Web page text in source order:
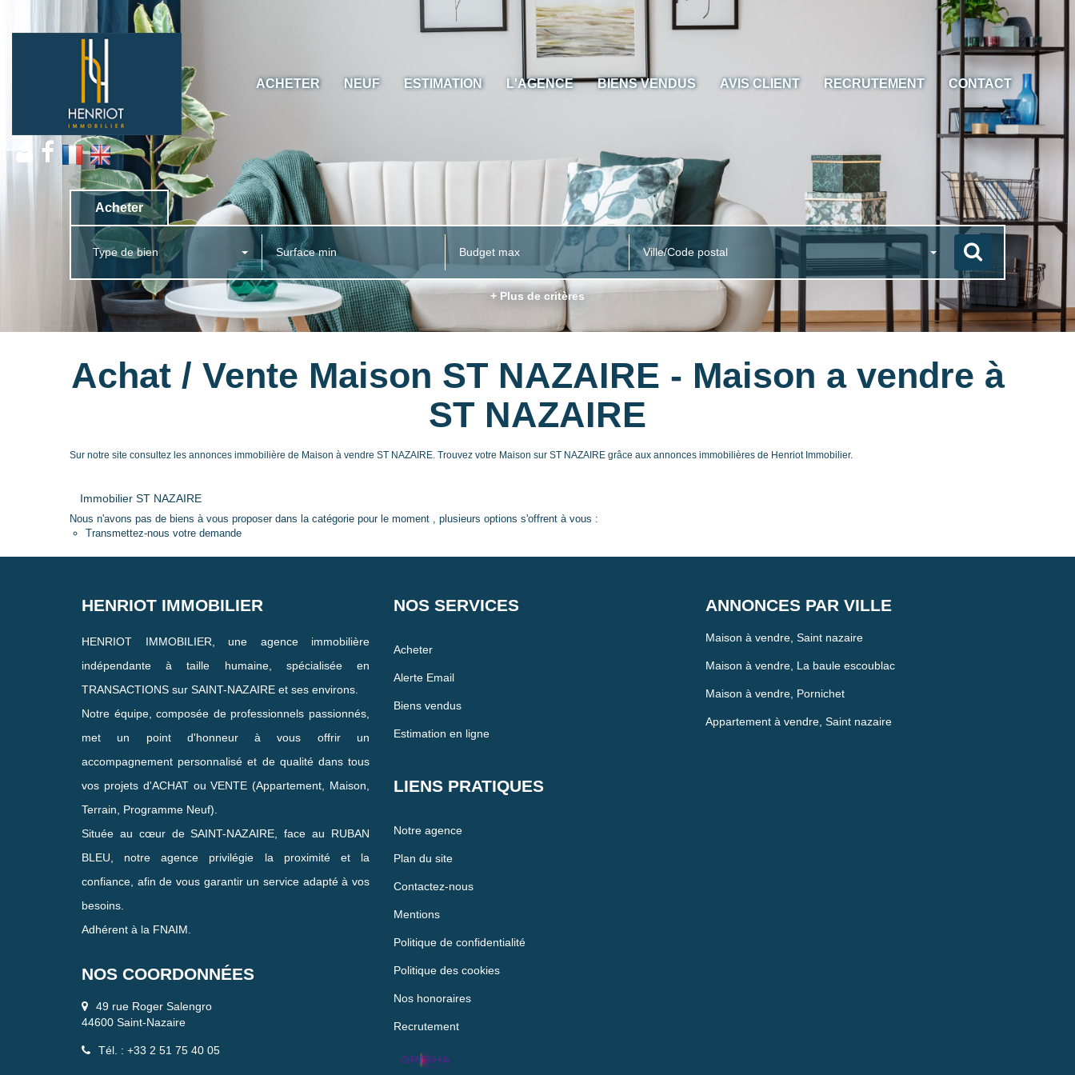
ACHETER NEUF ESTIMATION L'AGENCE BIENS VENDUS AVIS CLIENT RECRUTEMENT CONTACT
Acheter
Type de bien Ville/Code postal
+ Plus de critères
Achat / Vente Maison ST NAZAIRE - Maison a vendre à
ST NAZAIRE
Sur notre site consultez les annonces immobilière de Maison à vendre ST NAZAIRE. Trouvez votre Maison sur ST NAZAIRE grâce aux annonces immobilières de Henriot Immobilier.
Immobilier ST NAZAIRE
Nous n'avons pas de biens à vous proposer dans la catégorie pour le moment , plusieurs options s'offrent à vous :
Transmettez-nous votre demande
HENRIOT IMMOBILIER
HENRIOT IMMOBILIER, une agence immobilière
indépendante à taille humaine, spécialisée en
TRANSACTIONS sur SAINT-NAZAIRE et ses environs.
Notre équipe, composée de professionnels passionnés,
met un point d'honneur à vous offrir un
accompagnement personnalisé et de qualité dans tous
vos projets d'ACHAT ou VENTE (Appartement, Maison,
Terrain, Programme Neuf).
Située au cœur de SAINT-NAZAIRE, face au RUBAN
BLEU, notre agence privilégie la proximité et la
confiance, afin de vous garantir un service adapté à vos
besoins.
Adhérent à la FNAIM.
NOS COORDONNÉES
49 rue Roger Salengro
44600 Saint-Nazaire
Tél. : +33 2 51 75 40 05
NOS SERVICES
Acheter
Alerte Email
Biens vendus
Estimation en ligne
LIENS PRATIQUES
Notre agence
Plan du site
Contactez-nous
Mentions
Politique de confidentialité
Politique des cookies
Nos honoraires
Recrutement
ANNONCES PAR VILLE
Maison à vendre, Saint nazaire
Maison à vendre, La baule escoublac
Maison à vendre, Pornichet
Appartement à vendre, Saint nazaire